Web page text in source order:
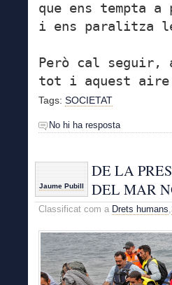
que ens tempta a
i ens paralitza
Però cal
tot i aquest
Tags: SOCIETAT
No hi ha resposta
Jaume Pubill
DE LA
DEL MAR
Classificat com a Drets humans,